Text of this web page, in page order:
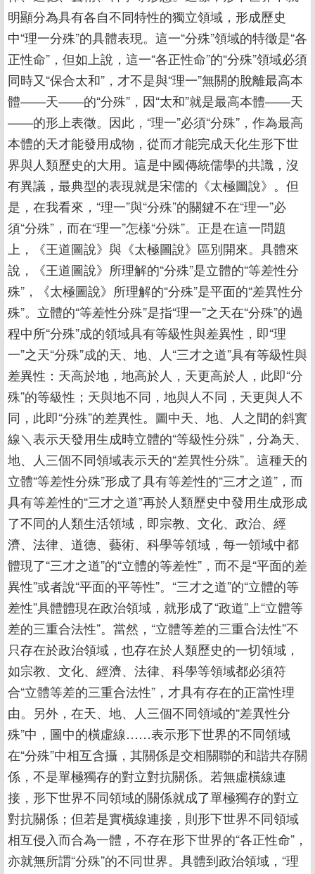
明顯分為具有各自不同特性的獨立領域，形成歷史
中“理一分殊”的具體表現。這一“分殊”領域的特徵是“各
正性命”，但如上說，這一“各正性命”的“分殊”領域必須
同時又“保合太和”，才不是與“理一”無關的脫離最高本
體——天——的“分殊”，因“太和”就是最高本體——天
——的形上表徵。因此，“理一”必須“分殊”，作為最高
本體的天才能發用成物，從而才能完成天化生形下世
界與人類歷史的大用。這是中國傳統儒學的共識，沒
有異議，最典型的表現就是宋儒的《太極圖說》。但
是，在我看來，“理一”與“分殊”的關鍵不在“理一”必
須“分殊”，而在“理一”怎樣“分殊”。正是在這一問題
上，《王道圖說》與《太極圖說》區別開來。具體來
說，《王道圖說》所理解的“分殊”是立體的“等差性分
殊”，《太極圖說》所理解的“分殊”是平面的“差異性分
殊”。立體的“等差性分殊”是指“理一”之天在“分殊”的過
程中所“分殊”成的領域具有等級性與差異性，即“理
一”之天“分殊”成的天、地、人“三才之道”具有等級性與
差異性：天高於地，地高於人，天更高於人，此即“分
殊”的等級性；天與地不同，地與人不同，天更與人不
同，此即“分殊”的差異性。圖中天、地、人之間的斜實
線＼表示天發用生成時立體的“等級性分殊”，分為天、
地、人三個不同領域表示天的“差異性分殊”。這種天的
立體“等差性分殊”形成了具有等差性的“三才之道”，而
具有等差性的“三才之道”再於人類歷史中發用生成形成
了不同的人類生活領域，即宗教、文化、政治、經
濟、法律、道德、藝術、科學等領域，每一領域中都
體現了“三才之道”的“立體的等差性”，而不是“平面的差
異性”或者說“平面的平等性”。“三才之道”的“立體的等
差性”具體體現在政治領域，就形成了“政道”上“立體等
差的三重合法性”。當然，“立體等差的三重合法性”不
只存在於政治領域，也存在於人類歷史的一切領域，
如宗教、文化、經濟、法律、科學等領域都必須符
合“立體等差的三重合法性”，才具有存在的正當性理
由。另外，在天、地、人三個不同領域的“差異性分
殊”中，圖中的橫虛線……表示形下世界的不同領域
在“分殊”中相互含攝，其關係是交相關聯的和諧共存關
係，不是單極獨存的對立對抗關係。若無虛橫線連
接，形下世界不同領域的關係就成了單極獨存的對立
對抗關係；但若是實橫線連接，則形下世界不同領域
相互侵入而合為一體，不存在形下世界的“各正性命”，
亦就無所謂“分殊”的不同世界。具體到政治領域，“理